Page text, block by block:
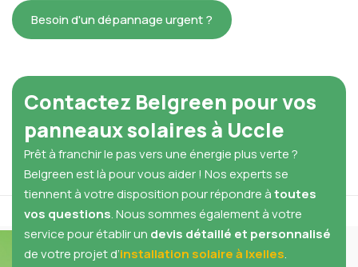
Besoin d'un dépannage urgent ?
Contactez Belgreen pour vos
panneaux solaires à Uccle
Prêt à franchir le pas vers une énergie plus verte ?
Belgreen est là pour vous aider ! Nos experts se
tiennent à votre disposition pour répondre àtoutes
vos questions. Nous sommes également à votre
service pour établir un devis détaillé et personnalisé
de votre projet d’installation solaire à Ixelles.